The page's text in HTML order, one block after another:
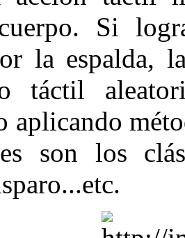
Si
la espalda,
táctil
aplicando
son los